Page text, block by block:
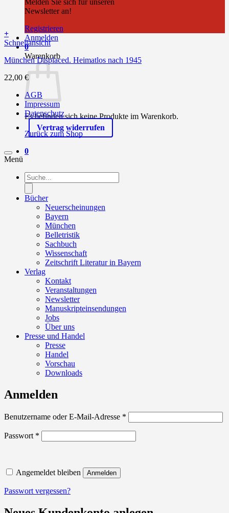
Newsletter an!
Registrieren
Anmelden
0
Warenkorb
Es befinden sich keine Produkte im Warenkorb.
Zurück zum Shop
0
+
Schnellansicht
München Displaced. Heimatlos nach 1945
22,00 €
AGB
Impressum
Datenschutz
Vertrag widerrufen
Menü
Products
search
Bücher
Neuerscheinungen
Bayern
München
Belletristik
Sachbuch
Wissenschaft
Zeitschrift Literatur in Bayern
Verlag
Kontakt
Veranstaltungen
Newsletter
Manuskripteinsendungen
Jobs
Über uns
Presse und Handel
Presse
Handel
Vorschau
Downloads
Anmelden
Benutzername oder E-Mail-Adresse *
Passwort *
Angemeldet bleiben Anmelden
Passwort vergessen?